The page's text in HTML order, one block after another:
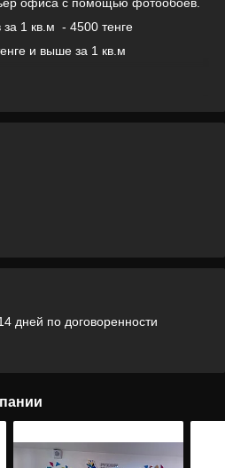
1 кв.м - 4500 тенге
и выше за 1 кв.м
дней по договоренности